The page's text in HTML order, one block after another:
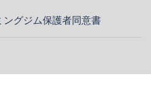
ングジム保護者同意書